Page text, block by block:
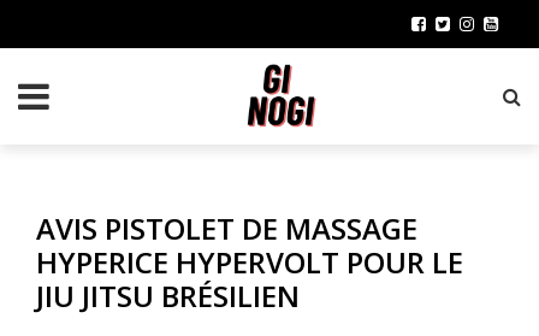
AVIS PISTOLET DE MASSAGE
HYPERICE HYPERVOLT POUR LE
JIU JITSU BRÉSILIEN